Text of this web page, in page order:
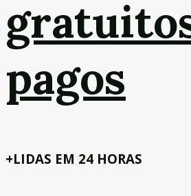
pagos
+LIDAS EM 24 HORAS